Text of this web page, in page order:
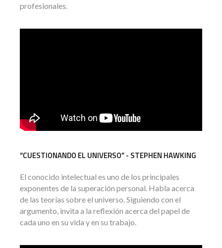
profesionales.
“CUESTIONANDO EL UNIVERSO” - STEPHEN HAWKING
El conocido intelectual es uno de los principales
exponentes de la superación personal. Habla acerca
de las teorías sobre el universo. Siguiendo con el
argumento, invita a la reflexión acerca del papel de
cada uno en su vida y en su trabajo.